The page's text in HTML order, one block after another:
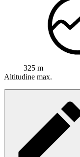
325 m
Altitudine max.